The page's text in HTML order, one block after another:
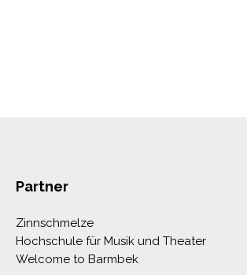
Partner
Zinnschmelze
Hochschule für Musik und Theater
Welcome to Barmbek